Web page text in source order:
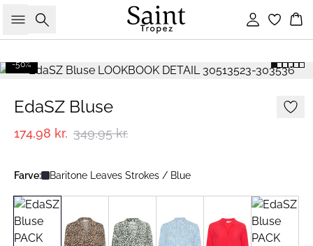
Søg Log ind
-50%
EdaSZ Bluse
174,98 kr. 349,95 kr.
Farve: Baritone Leaves Strokes / Blue